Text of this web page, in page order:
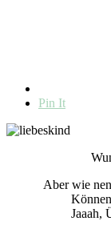
Pin It
Aber wie
Jaaah,